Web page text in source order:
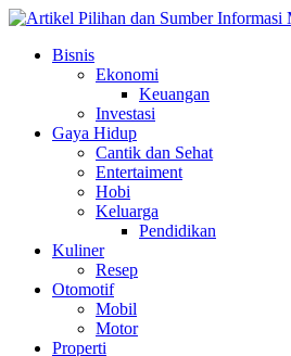
Skip
contentBisnis
Ekonomi
Keuangan
Investasi
Gaya Hidup
Cantik dan Sehat
Entertaiment
Hobi
Keluarga
Pendidikan
Kuliner
Resep
Otomotif
Mobil
Motor
Properti